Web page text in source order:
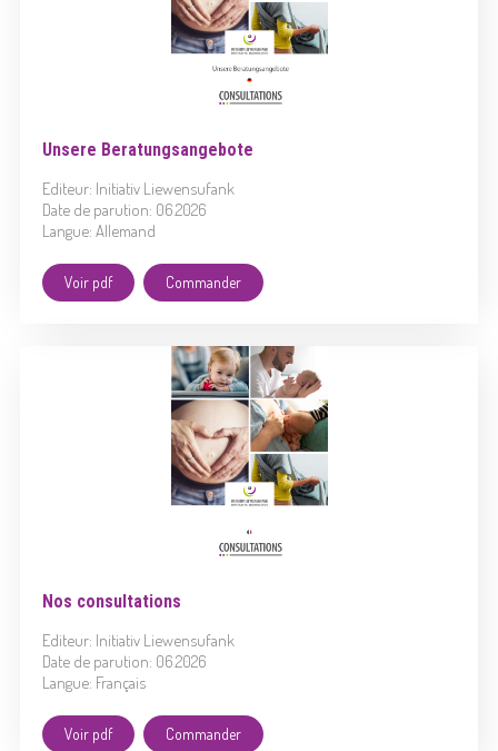
Unsere Beratungsangebote
Editeur: Initiativ Liewensufank
Date de parution: 06.2026
Langue: Allemand
Voir pdf Commander
Nos consultations
Editeur: Initiativ Liewensufank
Date de parution: 06.2026
Langue: Français
Voir pdf Commander